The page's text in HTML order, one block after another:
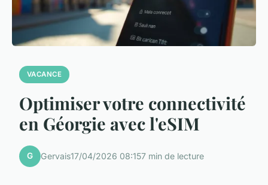
VACANCE
Optimiser votre connectivité
en Géorgie avec l'eSIM
G Gervais17/04/2026 08:157 min de lecture